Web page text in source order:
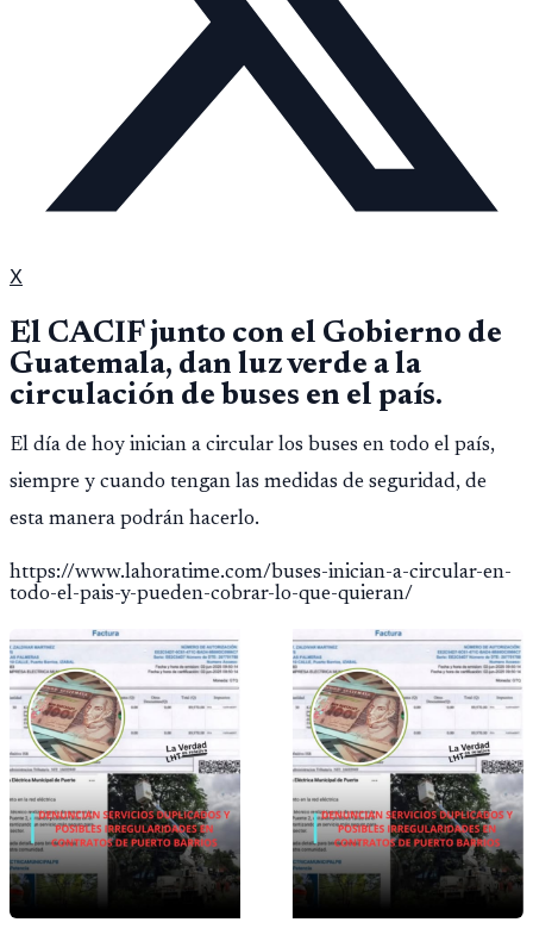
X
El CACIF junto con el Gobierno de
Guatemala, dan luz verde a la
circulación de buses en el país.
El día de hoy inician a circular los buses en todo el país,
siempre y cuando tengan las medidas de seguridad, de
esta manera podrán hacerlo.
https://www.lahoratime.com/buses-inician-a-circular-en-
todo-el-pais-y-pueden-cobrar-lo-que-quieran/